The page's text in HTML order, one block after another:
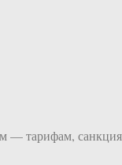
— тарифам,